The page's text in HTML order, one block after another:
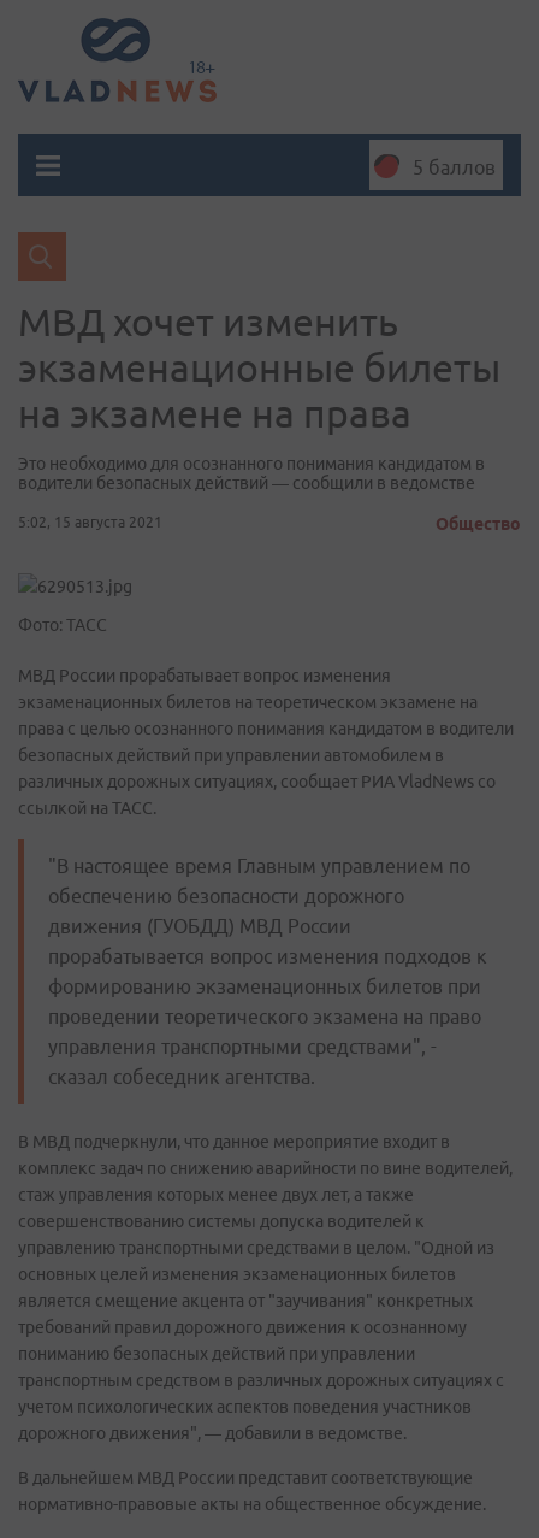
5 баллов
МВД хочет изменить
экзаменационные билеты
на экзамене на права
Это необходимо для осознанного понимания кандидатом в
водители безопасных действий — сообщили в ведомстве
5:02, 15 августа 2021 Общество
Фото: ТАСС
МВД России прорабатывает вопрос изменения
экзаменационных билетов на теоретическом экзамене на
права с целью осознанного понимания кандидатом в водители
безопасных действий при управлении автомобилем в
различных дорожных ситуациях, сообщает РИА VladNews со
ссылкой на ТАСС.
"В настоящее время Главным управлением по
обеспечению безопасности дорожного
движения (ГУОБДД) МВД России
прорабатывается вопрос изменения подходов к
формированию экзаменационных билетов при
проведении теоретического экзамена на право
управления транспортными средствами", -
сказал собеседник агентства.
В МВД подчеркнули, что данное мероприятие входит в
комплекс задач по снижению аварийности по вине водителей,
стаж управления которых менее двух лет, а также
совершенствованию системы допуска водителей к
управлению транспортными средствами в целом. "Одной из
основных целей изменения экзаменационных билетов
является смещение акцента от "заучивания" конкретных
требований правил дорожного движения к осознанному
пониманию безопасных действий при управлении
транспортным средством в различных дорожных ситуациях с
учетом психологических аспектов поведения участников
дорожного движения", — добавили в ведомстве.
В дальнейшем МВД России представит соответствующие
нормативно-правовые акты на общественное обсуждение.